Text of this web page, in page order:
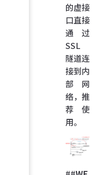
的虚接
口直接
通过
SSL
隧道连
接到内
部网
络，推
荐使
用。